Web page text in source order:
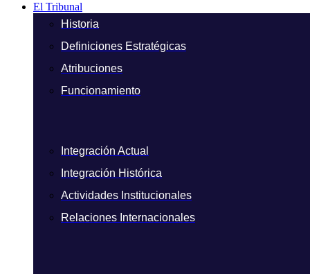
El Tribunal
Historia
Definiciones Estratégicas
Atribuciones
Funcionamiento
Integración Actual
Integración Histórica
Actividades Institucionales
Relaciones Internacionales